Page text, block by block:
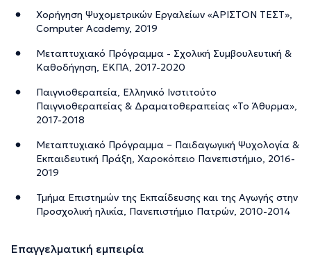
Χορήγηση Ψυχομετρικών Εργαλείων «AΡΙΣΤΟΝ ΤΕΣΤ»,
Computer Academy, 2019
Μεταπτυχιακό Πρόγραμμα - Σχολική Συμβουλευτική &
Καθοδήγηση, ΕΚΠΑ, 2017-2020
Παιγνιοθεραπεία, Ελληνικό Ινστιτούτο
Παιγνιοθεραπείας & Δραματοθεραπείας «Το Άθυρμα»,
2017-2018
Μεταπτυχιακό Πρόγραμμα – Παιδαγωγική Ψυχολογία &
Εκπαιδευτική Πράξη, Χαροκόπειο Πανεπιστήμιο, 2016-
2019
Τμήμα Επιστημών της Εκπαίδευσης και της Αγωγής στην
Προσχολική ηλικία, Πανεπιστήμιο Πατρών, 2010-2014
Επαγγελματική εμπειρία